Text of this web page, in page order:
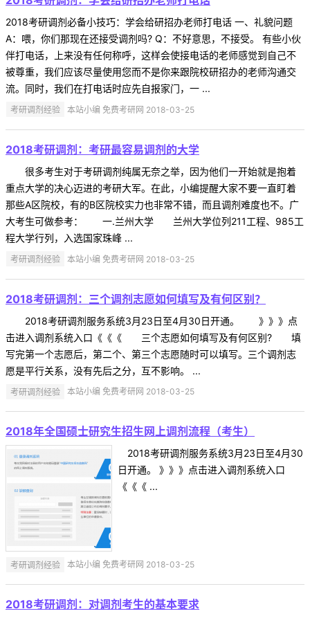
2018考研调剂必备小技巧：学会给研招办老师打电话 一、礼貌问题
A：喂，你们那现在还接受调剂吗? Q：不好意思，不接受。 有些小伙
伴打电话，上来没有任何称呼，这样会使接电话的老师感觉到自己不
被尊重，我们应该尽量使用您而不是你来跟院校研招办的老师沟通交
流。同时，我们在打电话时应先自报家门，一 ...
考研调剂经验 本站小编 免费考研网 2018-03-25
2018考研调剂：考研最容易调剂的大学
很多考生对于考研调剂纯属无奈之举，因为他们一开始就是抱着
重点大学的决心迈进的考研大军。在此，小编提醒大家不要一直盯着
那些A区院校，有的B区院校实力也非常不错，而且调剂难度也不。广
大考生可做参考： 一.兰州大学 兰州大学位列211工程、985工
程大学行列，入选国家珠峰 ...
考研调剂经验 本站小编 免费考研网 2018-03-25
2018考研调剂：三个调剂志愿如何填写及有何区别？
2018考研调剂服务系统3月23日至4月30日开通。 》》》点
击进入调剂系统入口《《《 三个志愿如何填写及有何区别? 填
写完第一个志愿后，第二个、第三个志愿随时可以填写。三个调剂志
愿是平行关系，没有先后之分，互不影响。 ...
考研调剂经验 本站小编 免费考研网 2018-03-25
2018年全国硕士研究生招生网上调剂流程（考生）
2018考研调剂服务系统3月23日至4月30
日开通。 》》》点击进入调剂系统入口
《《《 ...
考研调剂经验 本站小编 免费考研网 2018-03-25
2018考研调剂：对调剂考生的基本要求